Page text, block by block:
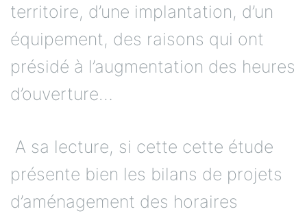
territoire, d’une implantation, d’un
équipement, des raisons qui ont
présidé à l’augmentation des heures
d’ouverture…
A sa lecture, si cette cette étude
présente bien les bilans de projets
d’aménagement des horaires